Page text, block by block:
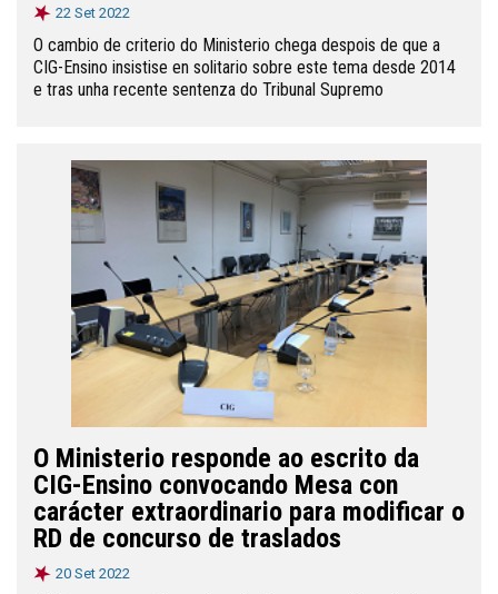
22 Set 2022
O cambio de criterio do Ministerio chega despois de que a
CIG-Ensino insistise en solitario sobre este tema desde 2014
e tras unha recente sentenza do Tribunal Supremo
O Ministerio responde ao escrito da
CIG-Ensino convocando Mesa con
carácter extraordinario para modificar o
RD de concurso de traslados
20 Set 2022